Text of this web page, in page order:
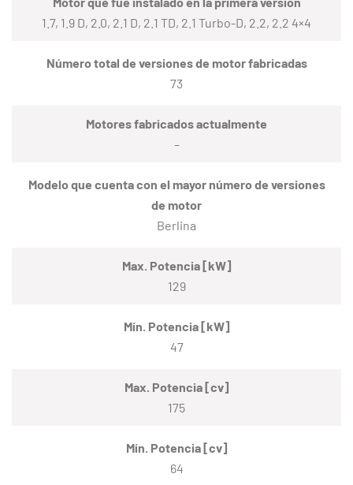
1.7, 1.9 D, 2.0, 2.1 D, 2.1 TD, 2.1 Turbo-D, 2.2, 2.2 4×4
Número total de versiones de motor fabricadas
73
Motores fabricados actualmente
–
Modelo que cuenta con el mayor número de versiones
de motor
Berlina
Max. Potencia [kW]
129
Mín. Potencia [kW]
47
Max. Potencia [cv]
175
Mín. Potencia [cv]
64